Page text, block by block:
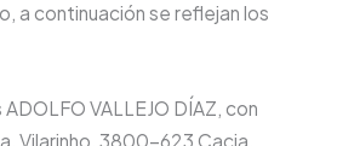
a continuación se reflejan los
ADOLFO VALLEJO DÍAZ, con
Vilarinho, 3800-623 Cacia,